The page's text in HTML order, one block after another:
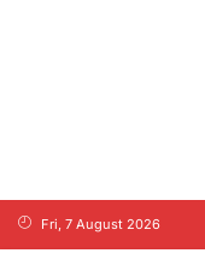
Fri, 7 August 2026